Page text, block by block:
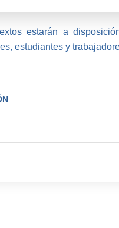
estarán a
estudiantes y